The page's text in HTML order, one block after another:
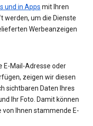
und in Apps mit Ihren
werden, um die Dienste
Werbeanzeigen
E-Mail-Adresse oder
zeigen wir diesen
sichtbaren Daten Ihres
Ihr Foto. Damit können
Ihnen stammende E-